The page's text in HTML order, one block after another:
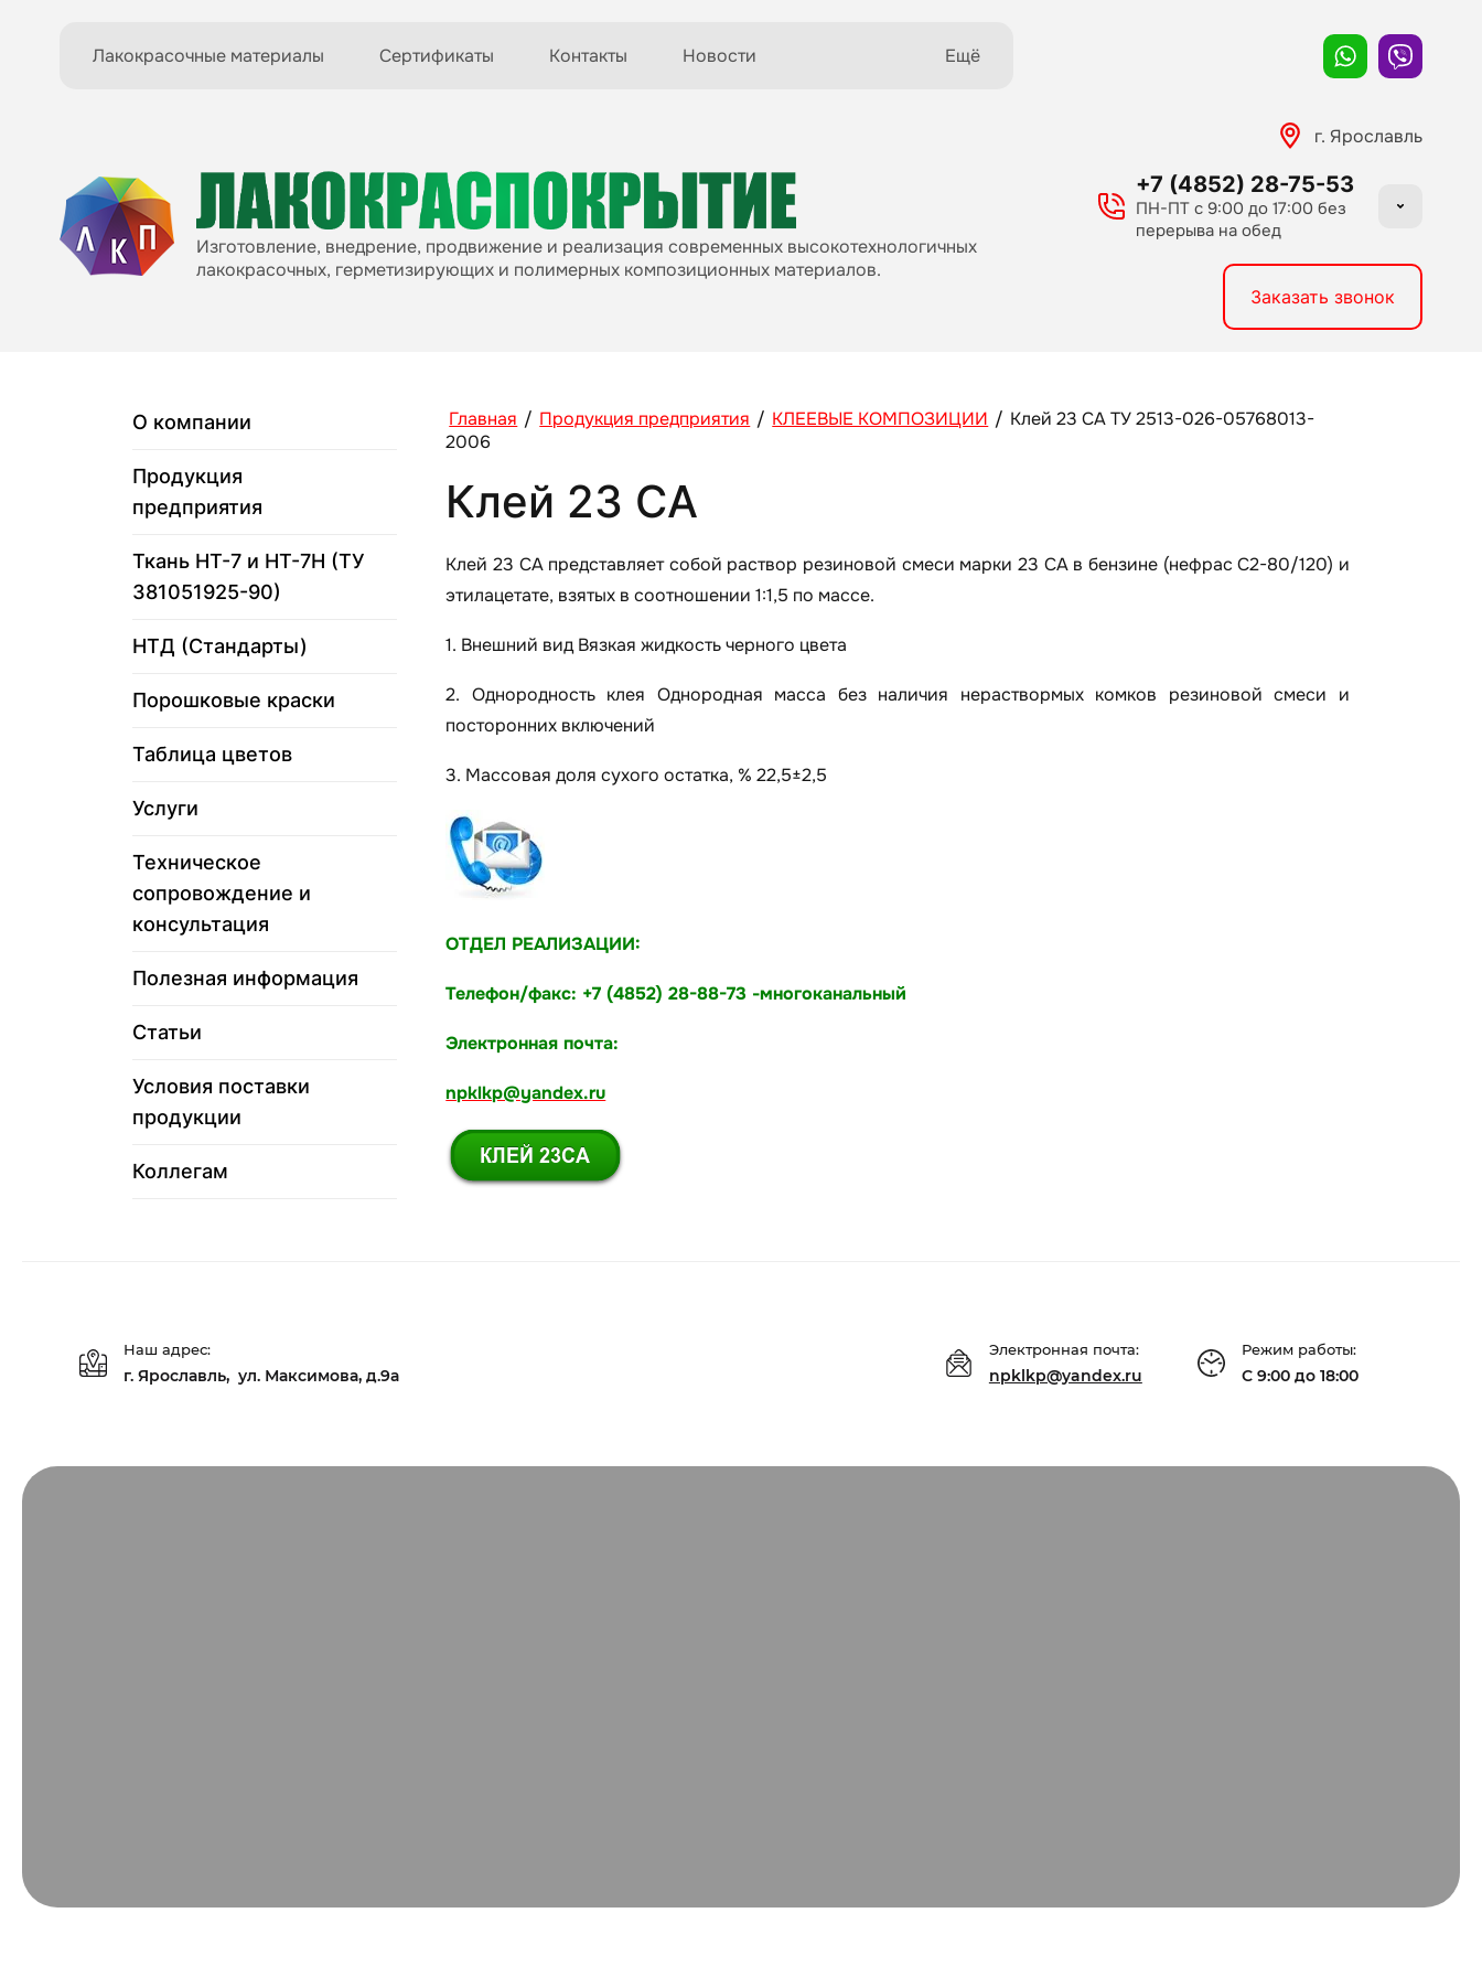
Лакокрасочные материалы Сертификаты Контакты Новости Ещё
Изготовление, внедрение, продвижение и реализация современных высокотехнологичных
лакокрасочных, герметизирующих и полимерных композиционных материалов.
г. Ярославль
+7 (4852) 28-75-53
ПН-ПТ с 9:00 до 17:00 без
перерыва на обед
Заказать звонок
О компании
Продукция
предприятия
Ткань НТ-7 и НТ-7Н (ТУ
381051925-90)
НТД (Стандарты)
Порошковые краски
Таблица цветов
Услуги
Техническое
сопровождение и
консультация
Полезная информация
Статьи
Условия поставки
продукции
Коллегам
Главная / Продукция предприятия / КЛЕЕВЫЕ КОМПОЗИЦИИ / Клей 23 СА ТУ 2513-026-05768013-
2006
Клей 23 СА
Клей 23 СА представляет собой раствор резиновой смеси марки 23 СА в бензине (нефрас С2-80/120) и
этилацетате, взятых в соотношении 1:1,5 по массе.
1. Внешний вид Вязкая жидкость черного цвета
2. Однородность клея Однородная масса без наличия нераствормых комков резиновой смеси и
посторонних включений
3. Массовая доля сухого остатка, % 22,5±2,5
ОТДЕЛ РЕАЛИЗАЦИИ:
Телефон/факс: +7 (4852) 28-88-73 -многоканальный
Электронная почта:
npklkp@yandex.ru
Электронная почта:
npklkp@yandex.ru
Режим работы:
С 9:00 до 18:00
Наш адрес:
г. Ярославль, ул. Максимова, д.9а